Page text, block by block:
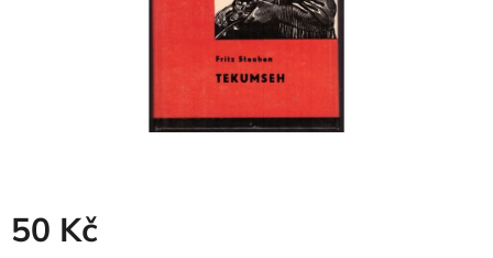
50 Kč